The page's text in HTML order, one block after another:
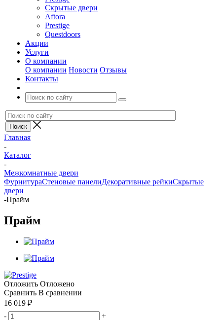
Скрытые двери
Aftora
Prestige
Questdoors
Акции
Услуги
О компании
О компании Новости Отзывы
Контакты
Главная
-
Каталог
-
Межкомнатные двери
ФурнитураСтеновые панелиДекоративные рейкиСкрытые
двери
-Прайм
Прайм
Отложить Отложено
Сравнить В сравнении
16 019 ₽
-
+